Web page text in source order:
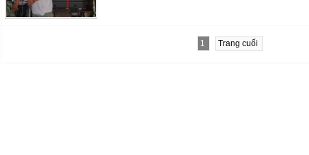
1 Trang cuối